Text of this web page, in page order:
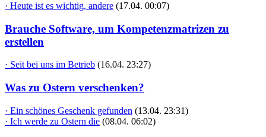
· Heute ist es wichtig, andere (17.04. 00:07)
Brauche Software, um Kompetenzmatrizen zu
erstellen
· Seit bei uns im Betrieb (16.04. 23:27)
Was zu Ostern verschenken?
· Ein schönes Geschenk gefunden (13.04. 23:31)
· Ich werde zu Ostern die (08.04. 06:02)